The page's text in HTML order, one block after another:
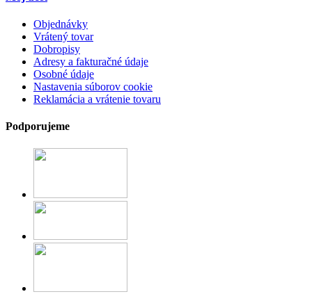
Objednávky
Vrátený tovar
Dobropisy
Adresy a fakturačné údaje
Osobné údaje
Nastavenia súborov cookie
Reklamácia a vrátenie tovaru
Podporujeme